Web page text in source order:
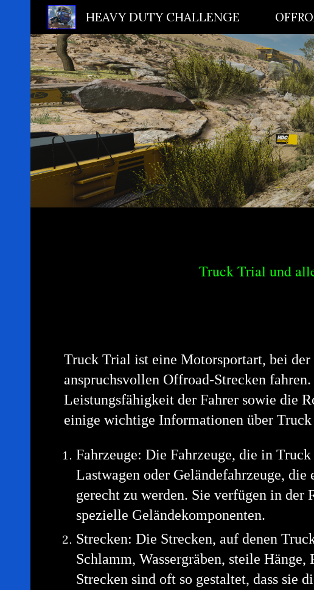
Skip to
HEAVY DUTY CHALLENGE
Truck Trial und
Truck Trial ist eine Motorsportart, bei
anspruchsvollen Offroad-Strecken
Leistungsfähigkeit der Fahrer sowie die
einige wichtige Informationen über
Fahrzeuge: Die Fahrzeuge, die in
Lastwagen oder Geländefahrzeuge,
gerecht zu werden. Sie verfügen in der
spezielle Geländekomponenten.
Strecken: Die Strecken, auf denen
Schlamm, Wassergräben, steile
Strecken sind oft so gestaltet, dass sie